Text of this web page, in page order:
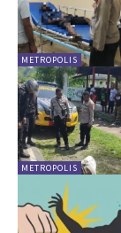
METROPOLIS
METROPOLIS